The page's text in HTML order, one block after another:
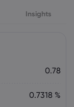
Insights
0.78
0.7318 %